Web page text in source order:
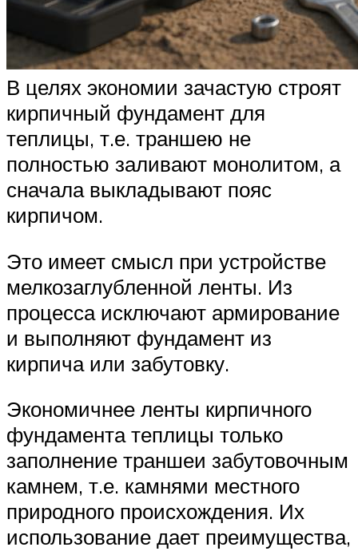
В целях экономии зачастую строят
кирпичный фундамент для
теплицы, т.е. траншею не
полностью заливают монолитом, а
сначала выкладывают пояс
кирпичом.
Это имеет смысл при устройстве
мелкозаглубленной ленты. Из
процесса исключают армирование
и выполняют фундамент из
кирпича или забутовку.
Экономичнее ленты кирпичного
фундамента теплицы только
заполнение траншеи забутовочным
камнем, т.е. камнями местного
природного происхождения. Их
использование дает преимущества,